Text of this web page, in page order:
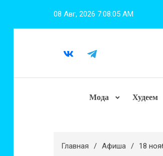
08 Авг, 2026 7:08:06 AM
Мода Худеем
Главная Афиша 18